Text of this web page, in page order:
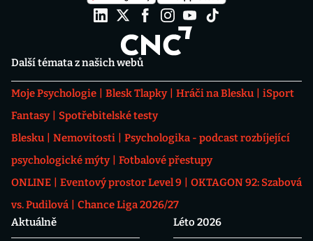
Další témata z našich webů
Moje Psychologie Blesk Tlapky Hráči na Blesku
iSport
Fantasy
Spotřebitelské testy
Blesku
Nemovitosti
Psychologika - podcast rozbíjející
psychologické mýty
Fotbalové přestupy
ONLINE
Eventový prostor Level 9
OKTAGON 92: Szabová
vs. Pudilová
Chance Liga 2026/27
Aktuálně
Léto 2026